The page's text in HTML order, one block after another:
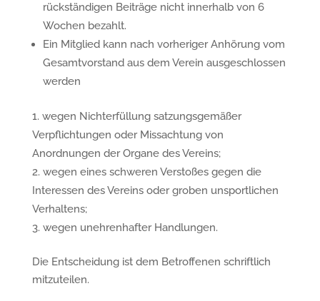
rückständigen Beiträge nicht innerhalb von 6
Wochen bezahlt.
Ein Mitglied kann nach vorheriger Anhörung vom
Gesamtvorstand aus dem Verein ausgeschlossen
werden
wegen Nichterfüllung satzungsgemäßer
Verpflichtungen oder Missachtung von
Anordnungen der Organe des Vereins;
wegen eines schweren Verstoßes gegen die
Interessen des Vereins oder groben unsportlichen
Verhaltens;
wegen unehrenhafter Handlungen.
Die Entscheidung ist dem Betroffenen schriftlich
mitzuteilen.